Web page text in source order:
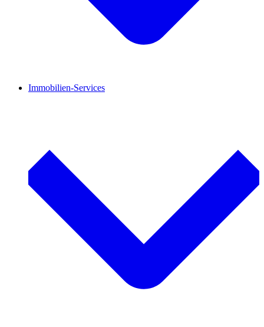
Immobilien-Services